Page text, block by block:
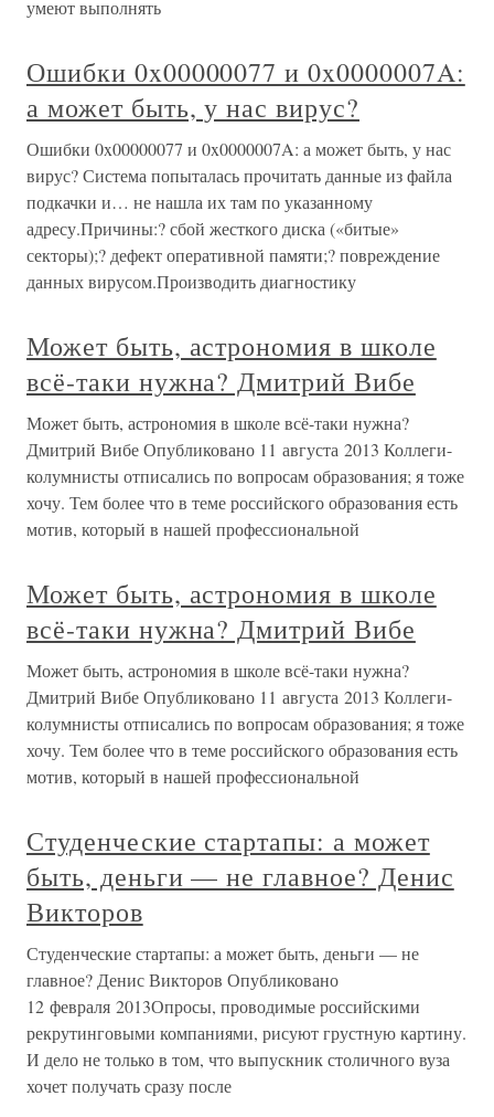
умеют выполнять
Ошибки 0x00000077 и 0x0000007A:
а может быть, у нас вирус?
Ошибки 0x00000077 и 0x0000007A: а может быть, у нас
вирус? Система попыталась прочитать данные из файла
подкачки и… не нашла их там по указанному
адресу.Причины:? сбой жесткого диска («битые»
секторы);? дефект оперативной памяти;? повреждение
данных вирусом.Производить диагностику
Может быть, астрономия в школе
всё-таки нужна? Дмитрий Вибе
Может быть, астрономия в школе всё-таки нужна?
Дмитрий Вибе Опубликовано 11 августа 2013 Коллеги-
колумнисты отписались по вопросам образования; я тоже
хочу. Тем более что в теме российского образования есть
мотив, который в нашей профессиональной
Может быть, астрономия в школе
всё-таки нужна? Дмитрий Вибе
Может быть, астрономия в школе всё-таки нужна?
Дмитрий Вибе Опубликовано 11 августа 2013 Коллеги-
колумнисты отписались по вопросам образования; я тоже
хочу. Тем более что в теме российского образования есть
мотив, который в нашей профессиональной
Студенческие стартапы: а может
быть, деньги — не главное? Денис
Викторов
Студенческие стартапы: а может быть, деньги — не
главное? Денис Викторов Опубликовано
12 февраля 2013Опросы, проводимые российскими
рекрутинговыми компаниями, рисуют грустную картину.
И дело не только в том, что выпускник столичного вуза
хочет получать сразу после